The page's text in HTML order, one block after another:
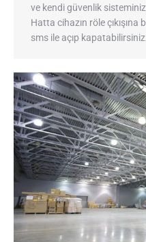
ve kendi güvenlik
Hatta cihazın röle çıkışına
sms ile açıp